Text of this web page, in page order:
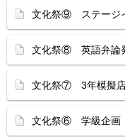
文化祭⑨ ステージ
文化祭⑧ 英語弁論
文化祭⑦ 3年模擬
文化祭⑥ 学級企画